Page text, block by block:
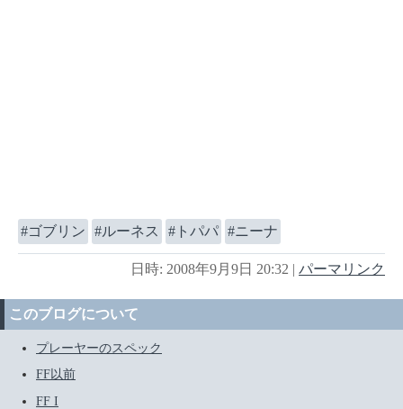
ゴブリン ルーネス トパパ ニーナ
日時: 2008年9月9日 20:32 | パーマリンク
このブログについて
プレーヤーのスペック
FF以前
FF I